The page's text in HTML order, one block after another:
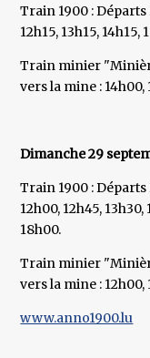
Train 1900 :
12h15, 13h15, 14h15,
Train minier
vers la mine : 14h00,
Dimanche 29
Train 1900 :
12h00, 12h45, 13h30,
18h00.
Train minier
vers la mine : 12h00,
www.anno1900.lu